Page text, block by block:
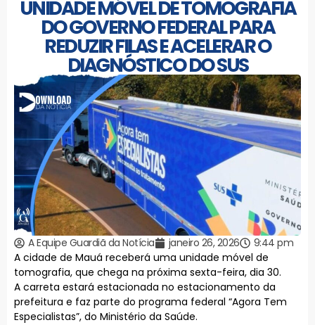
UNIDADE MÓVEL DE TOMOGRAFIA
DO GOVERNO FEDERAL PARA
REDUZIR FILAS E ACELERAR O
DIAGNÓSTICO DO SUS
A Equipe Guardiã da Notícia janeiro 26, 2026
9:44 pm
A cidade de Mauá receberá uma unidade móvel de
tomografia, que chega na próxima sexta-feira, dia 30.
A carreta estará estacionada no estacionamento da
prefeitura e faz parte do programa federal “Agora Tem
Especialistas”, do Ministério da Saúde.